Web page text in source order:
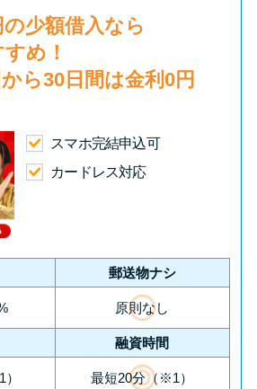
少額借入なら
め！
ら30日間は金利0円
スマホ完結申込可
カードレス対応
郵送物ナシ
原則なし
融資時間
最短20分（※1）